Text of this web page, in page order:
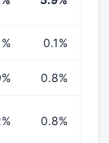
0.1%
0.8%
0.8%